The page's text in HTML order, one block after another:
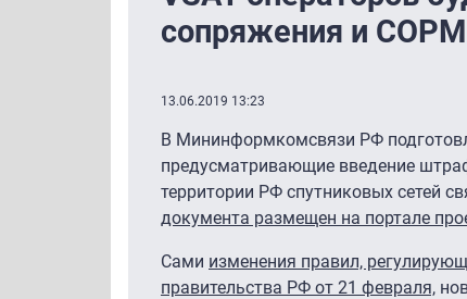
сопряжения и СОРМ
13.06.2019 13:23
В Мининформкомсвязи РФ
предусматривающие введение
территории РФ спутниковых сетей
документа размещен на портале
Сами изменения правил,
правительства РФ от 21 февраля,